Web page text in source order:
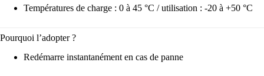
Températures de charge : 0 à 45 °C / utilisation : -20 à +50 °C
Pourquoi l’adopter ?
Redémarre instantanément en cas de panne